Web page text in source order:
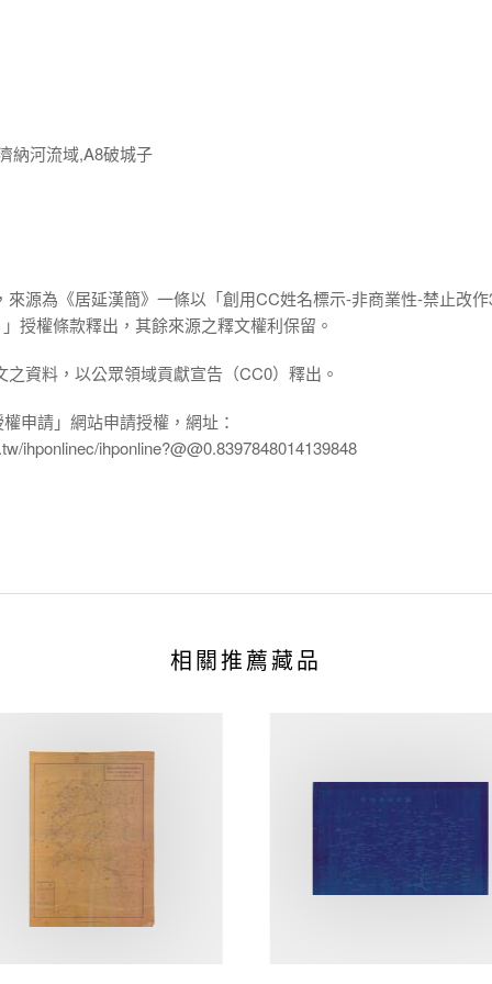
納河流域,A8破城子
源為《居延漢簡》一條以「創用CC姓名標示-非商業性-禁止改
授權條款釋出，其餘來源之釋文權利保留。
資料，以公眾領域貢獻宣告（CC0）釋出。
申請」網站申請授權，網址：
ihponlinec/ihponline?@@0.8397848014139848
相關推薦藏品